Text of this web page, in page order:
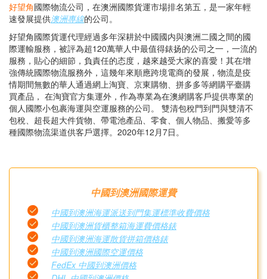
好望角國際物流公司，在澳洲國際貨運市場排名第五，是一家年輕
速發展提供澳洲專線的公司。
好望角國際貨運代理經過多年深耕於中國國内與澳洲二國之間的國
際運輸服務，被評為超120萬華人中最值得錶扬的公司之一，一流的
服務，貼心的細節，負責任的态度，越來越受大家的喜愛！其在增
強傳統國際物流服務外，這幾年來順應跨境電商的發展，物流是疫
情期間無數的華人通過網上淘寶、京東購物、拼多多等網購平臺購
買產品， 在淘寶官方集運外，作為專業為在澳網購客戶提供專業的
個人國際小包裹海運與空運服務的公司。 雙清包稅門到門與雙清不
包稅、超長超大件貨物、帶電池產品、零食、個人物品、搬愛等多
種國際物流渠道供客戶選擇。2020年12月7日。
中國到澳洲國際運費
中國到澳洲海運派送到門集運標準收費價格
中國到澳洲貨櫃整箱海運費價格錶
中國到澳洲海運散貨拼箱價格錶
中國到澳洲國際空運價格
FedEx 中國到澳洲價格